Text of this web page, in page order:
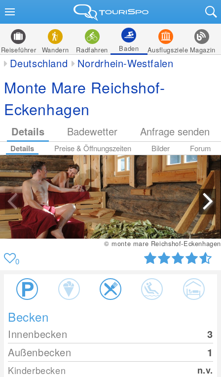
Reiseführer Wandern Radfahren Baden Ausflugsziele Magazin
Deutschland Nordrhein-Westfalen
Monte Mare Reichshof-
Eckenhagen
Details Badewetter Anfrage senden
Details Preise & Öffnungszeiten Bilder Forum
© monte mare Reichshof-Eckenhagen
0
Becken
Innenbecken
3
Außenbecken
1
Kinderbecken n.v.